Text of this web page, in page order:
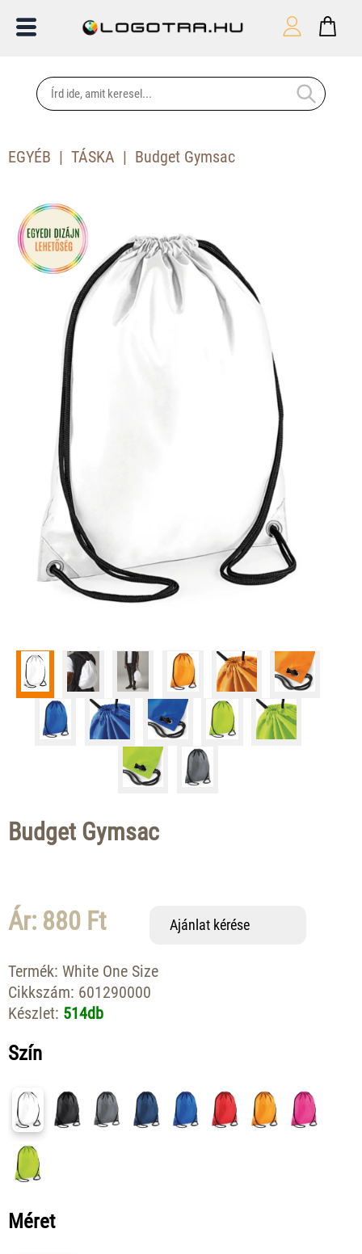
EGYÉB TÁSKA Budget Gymsac
Budget Gymsac
Ár: 880 Ft Ajánlat kérése
Termék: White One Size
Cikkszám: 601290000
Készlet: 514db
Szín
Méret